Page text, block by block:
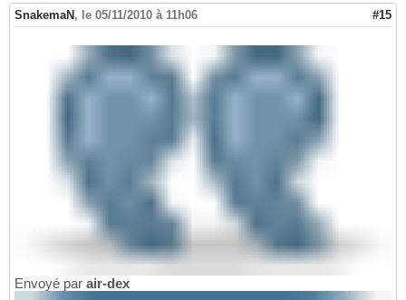
SnakemaN , le 05/11/2010 à 11h06 #15
Envoyé par air-dex